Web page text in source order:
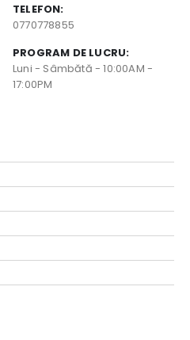
TELEFON:
0770778855
PROGRAM DE LUCRU:
Luni - Sâmbătă - 10:00AM -
17:00PM